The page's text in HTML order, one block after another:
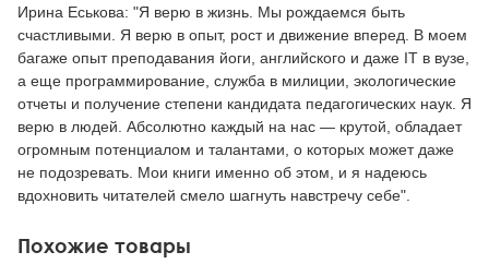
Ирина Еськова: "Я верю в жизнь. Мы рождаемся быть
счастливыми. Я верю в опыт, рост и движение вперед. В моем
багаже опыт преподавания йоги, английского и даже IT в вузе,
а еще программирование, служба в милиции, экологические
отчеты и получение степени кандидата педагогических наук. Я
верю в людей. Абсолютно каждый на нас — крутой, обладает
огромным потенциалом и талантами, о которых может даже
не подозревать. Мои книги именно об этом, и я надеюсь
вдохновить читателей смело шагнуть навстречу себе".
Похожие товары